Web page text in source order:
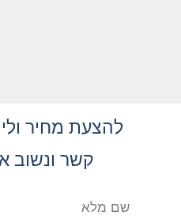
להצעת מחיר
קשר ונשוב